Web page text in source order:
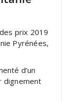
prix 2019
Pyrénées,
d’un
dignement